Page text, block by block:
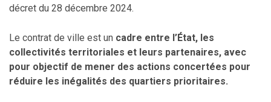
décret du 28 décembre 2024.
Le contrat de ville est un cadre entre l’État, les
collectivités territoriales et leurs partenaires, avec
pour objectif de mener des actions concertées pour
réduire les inégalités des quartiers prioritaires.